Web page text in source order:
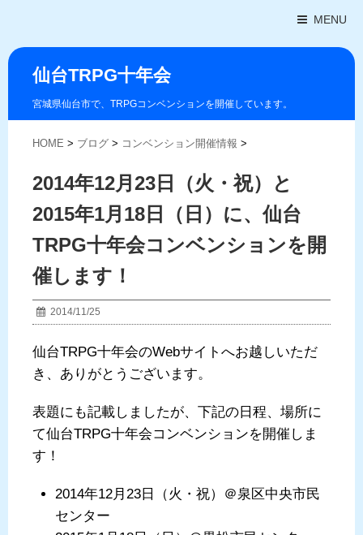
MENU
仙台TRPG十年会
宮城県仙台市で、TRPGコンベンションを開催しています。
HOME > ブログ > コンベンション開催情報 >
2014年12月23日（火・祝）と
2015年1月18日（日）に、仙台
TRPG十年会コンベンションを開
催します！
2014/11/25
仙台TRPG十年会のWebサイトへお越しいただ
き、ありがとうございます。
表題にも記載しましたが、下記の日程、場所に
て仙台TRPG十年会コンベンションを開催しま
す！
2014年12月23日（火・祝）＠泉区中央市民
センター